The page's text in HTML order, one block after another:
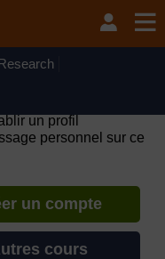
on Wednesday 12
(GMT) due to routine
un profil
personnel sur ce
un compte
cours